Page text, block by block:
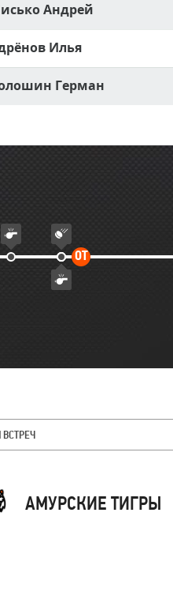
Андрей
Илья
Герман
ОТ
ВСТРЕЧ
АМУРСКИЕ ТИГРЫ